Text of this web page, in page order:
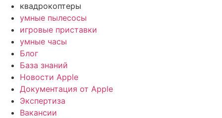
квадрокоптеры
умные пылесосы
игровые приставки
умные часы
Блог
База знаний
Новости Apple
Документация от Apple
Экспертиза
Вакансии